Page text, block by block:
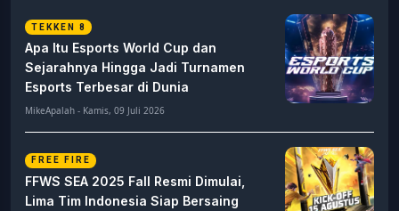
TEKKEN 8
Apa Itu Esports World Cup dan
Sejarahnya Hingga Jadi Turnamen
Esports Terbesar di Dunia
MikeApalah - Kamis, 09 Juli 2026
FREE FIRE
FFWS SEA 2025 Fall Resmi Dimulai,
Lima Tim Indonesia Siap Bersaing